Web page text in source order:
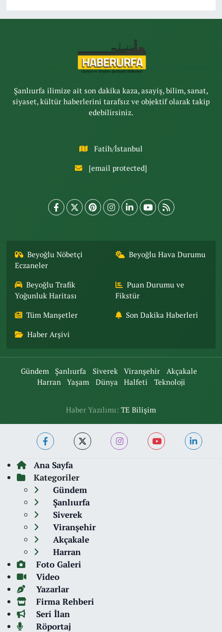
Şanlıurfa ilimize ait son dakika kaza, asayiş, bilim, sanat,
siyaset, kültür haberlerini tarafsız ve objektif olarak takip
edebilirsiniz.
Fatih/İstanbul
[email protected]
Beyoğlu Nöbetçi
Eczaneler
Beyoğlu Hava Durumu
Beyoğlu Trafik
Yoğunluk Haritası
Puan Durumu ve
Fikstür
Tüm Manşetler Son Dakika Haberleri
Haber Arşivi
Gündem Şanlıurfa Siverek Viranşehir
Akçakale
Harran
Yaşam Dünya Halfeti Teknoloji
Haber Yazılımı: TE Bilişim
Ana Sayfa
Kategoriler
Gündem
Şanlıurfa
Siverek
Viranşehir
Akçakale
Harran
Foto Galeri
Video
Yazarlar
Firma Rehberi
Seri İlan
Röportaj